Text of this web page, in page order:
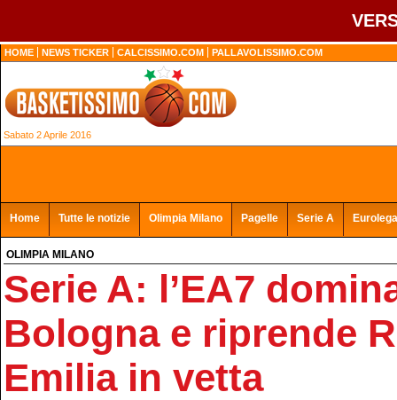
HOME NEWS TICKER CALCISSIMO.COM PALLAVOLISSIMO.COM
Sabato 2 Aprile 2016
Home Tutte le notizie Olimpia Milano Pagelle Serie A Eurolega
OLIMPIA MILANO
Serie A: l’EA7
Bologna e riprende
Emilia in vetta